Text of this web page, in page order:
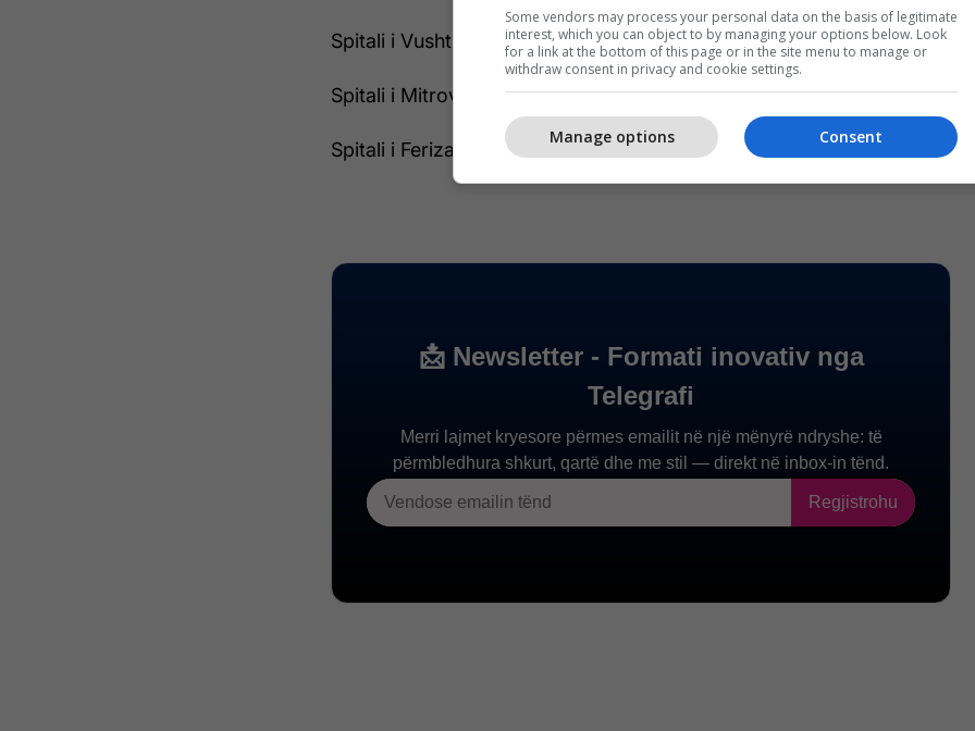
Spitali i Vushtrrisë, 2 pacientë
Spitali i Mitrovicës, 12 pacientë
Spitali i Ferizajt, 18 pacientë./Telegrafi/
Some vendors may process your personal data on the basis of legitimate
interest, which you can object to by managing your options below. Look
for a link at the bottom of this page or in the site menu to manage or
withdraw consent in privacy and cookie settings.
Consent
Manage options